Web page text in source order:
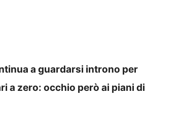
a guardarsi introno per
a zero: occhio però ai piani di